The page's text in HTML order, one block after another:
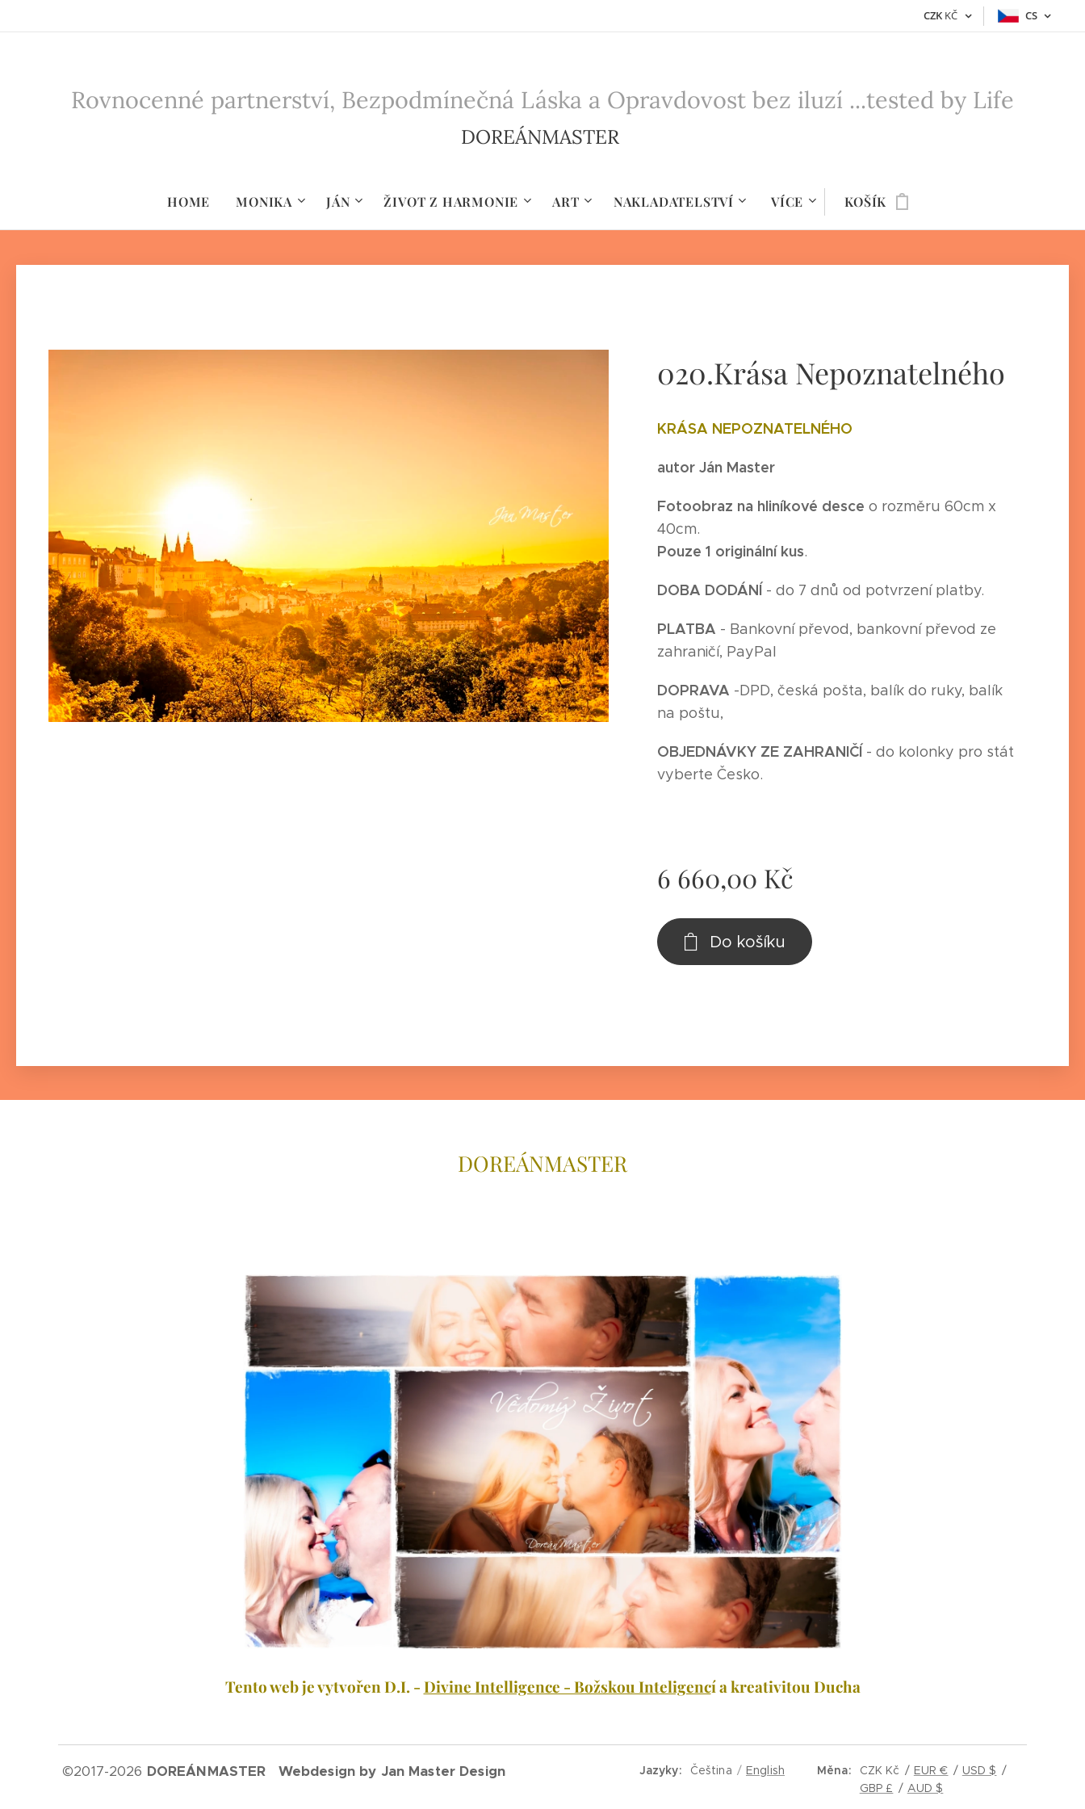
CZK KČ CS
Rovnocenné partnerství, Bezpodmínečná Láska a Opravdovost bez iluzí ...tested by Life
DOREÁNMASTER
HOME MONIKA JÁN ŽIVOT Z HARMONIE ART NAKLADATELSTVÍ VÍCE KOŠÍK
020.Krása Nepoznatelného
KRÁSA NEPOZNATELNÉHO
autor Ján Master
Fotoobraz na hliníkové desce o rozměru 60cm x
40cm.
Pouze 1 originální kus.
DOBA DODÁNÍ - do 7 dnů od potvrzení platby.
PLATBA - Bankovní převod, bankovní převod ze
zahraničí, PayPal
DOPRAVA -DPD, česká pošta, balík do ruky, balík
na poštu,
OBJEDNÁVKY ZE ZAHRANIČÍ - do kolonky pro stát
vyberte Česko.
6 660,00 Kč
Do košíku
DOREÁNMASTER
Tento web je vytvořen D.I. -Divine Intelligence - Božskou Inteligencí a kreativitou Ducha
©2017-2026 DOREÁNMASTER Webdesign by Jan Master Design Jazyky Čeština English Měna CZK Kč EUR €
USD $
GBP £
AUD $